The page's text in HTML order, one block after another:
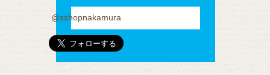
@sshopnakamura